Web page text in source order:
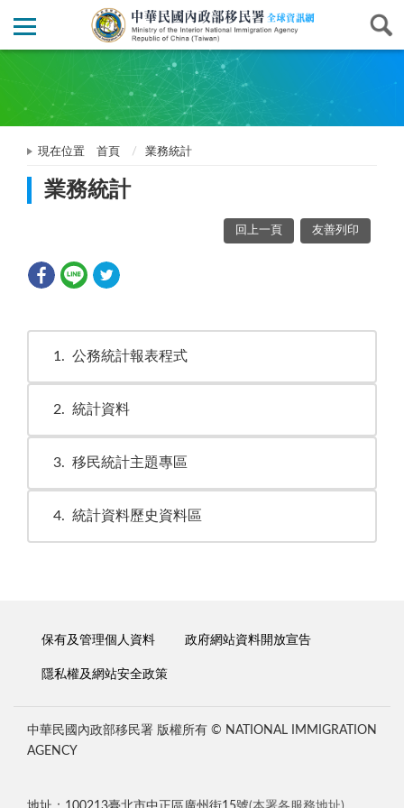
現在位置 首頁 業務統計
業務統計
回上一頁 友善列印
1 公務統計報表程式
2 統計資料
3 移民統計主題專區
4 統計資料歷史資料區
保有及管理個人資料 政府網站資料開放宣告
隱私權及網站安全政策
中華民國內政部移民署 版權所有 © NATIONAL IMMIGRATION
AGENCY